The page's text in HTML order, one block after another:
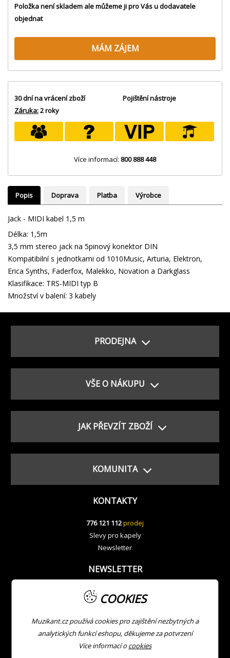
Položka není skladem ale můžeme ji pro Vás u dodavatele
objednat
MÁM ZÁJEM
30 dní na vrácení zboží
Záruka:2 roky
Pojištění nástroje
Více informací: 800 888 448
Popis Doprava Platba Výrobce
Jack - MIDI kabel 1,5 m
Délka: 1,5m
3,5 mm stereo jack na 5pinový konektor DIN
Kompatibilní s jednotkami od 1010Music, Arturia, Elektron,
Erica Synths, Faderfox, Malekko, Novation a Darkglass
Klasifikace: TRS-MIDI typ B
Množství v balení: 3 kabely
PRODEJNA
VŠE O NÁKUPU
JAK PŘEVZÍT ZBOŽÍ
KOMUNITA
KONTAKTY
776 121 112prodej
Slevy pro kapely
Newsletter
NEWSLETTER
COOKIES
Muzikant.cz používá cookies pro zajištění nezbytných a
analytických funkcí eshopu, děkujeme za potvrzení
Více informací ocookies